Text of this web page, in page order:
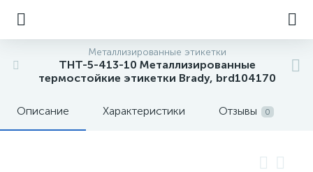
Металлизированные этикетки
THT-5-413-10 Металлизированные
термостойкие этикетки Brady, brd104170
Описание Характеристики Отзывы 0